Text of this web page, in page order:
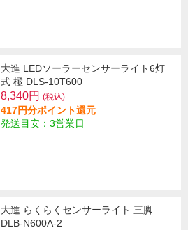
大進 LEDソーラーセンサーライト6灯
式 極 DLS-10T600
8,340円 (税込)
417円分ポイント還元
発送目安：3営業日
大進 らくらくセンサーライト 三脚
DLB-N600A-2